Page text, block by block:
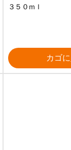
３５０ｍｌ
カゴ